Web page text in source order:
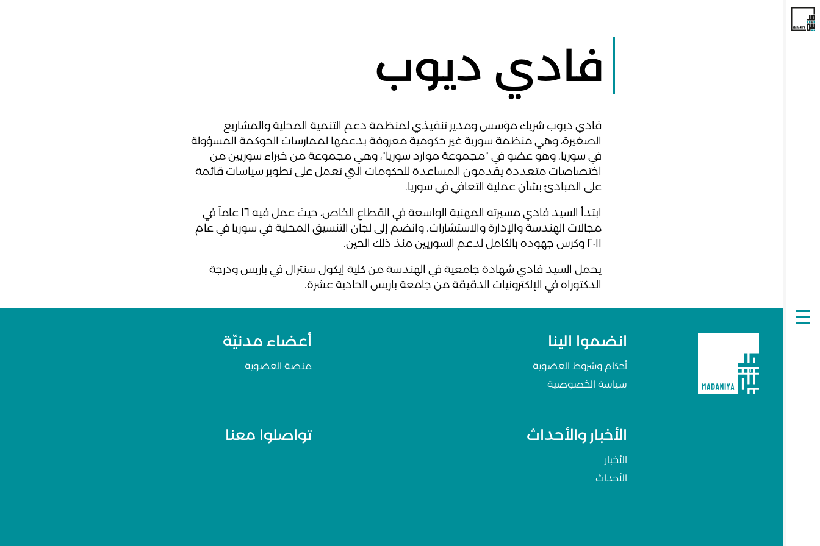
Open
navigation
فادي ديوب
فادي ديوب شريك مؤسس ومدير تنفيذي لمنظمة دعم التنمية المحلية والمشاريع
الصغيرة، وهي منظمة سورية غير حكومية معروفة بدعمها لممارسات الحوكمة المسؤولة
في سوريا. وهو عضو في "مجموعة موارد سوريا"، وهي مجموعة من خبراء سوريين من
اختصاصات متعددة يقدمون المساعدة للحكومات التي تعمل على تطوير سياسات قائمة
على المبادئ بشأن عملية التعافي في سوريا.
ابتدأ السيد فادي مسيرته المهنية الواسعة في القطاع الخاص، حيث عمل فيه ١٦ عاماً في
مجالات الهندسة والإدارة والاستشارات. وانضم إلى لجان التنسيق المحلية في سوريا في عام
٢٠١١ وكرس جهوده بالكامل لدعم السوريين منذ ذلك الحين.
يحمل السيد فادي شهادة جامعية في الهندسة من كلية إيكول سنترال في باريس ودرجة
الدكتوراه في الإلكترونيات الدقيقة من جامعة باريس الحادية عشرة.
انضموا الينا
أحكام وشروط العضوية
سياسة الخصوصية
أعضاء مدنيّة
منصة العضوية
الأخبار والأحداث
الأخبار
الأحداث
تواصلوا معنا